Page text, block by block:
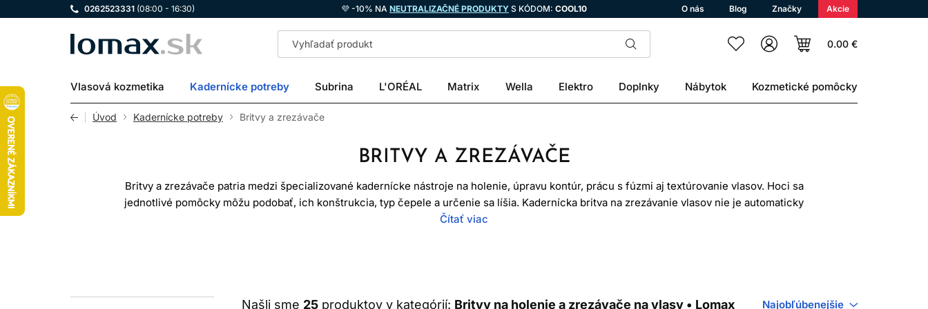
0262523331 (08:00 - 16:30) 💜 -10% NA NEUTRALIZAČNÉ PRODUKTY S KÓDOM: COOL10 O nás Blog Značky Akcie
LOMAX 0.00 €
Vlasová kozmetika Kadernícke potreby Subrina L'ORÉAL Matrix Wella Elektro Doplnky Nábytok Kozmetické pomôcky
Úvod Kadernícke potreby Britvy a zrezávače
BRITVY A ZREZÁVAČE
Britvy a zrezávače patria medzi špecializované kadernícke nástroje na holenie, úpravu kontúr, prácu s fúzmi aj textúrovanie vlasov. Hoci sa
jednotlivé pomôcky môžu podobať, ich konštrukcia, typ čepele a určenie sa líšia. Kadernícka britva na zrezávanie vlasov nie je automaticky
vhodná na hladké holenie pokožky a naopak. Pri výbere preto sledujte konkrétny účel, kompatibilitu žiletky, ergonómiu rukoväti a spôsob
Britvy na holenie pracujú tesne pri pokožke a spolu s
Čítať viac
Našli sme 25 produktov v kategórií: Britvy na holenie a zrezávače na vlasy • Lomax Najobľúbenejšie